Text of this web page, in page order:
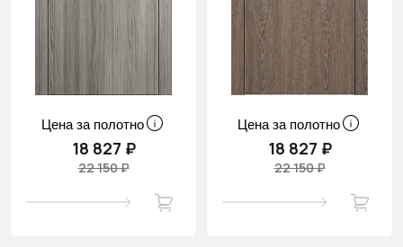
Цена за полотно
18 827 ₽
22 150 ₽
Цена за полотно
18 827 ₽
22 150 ₽